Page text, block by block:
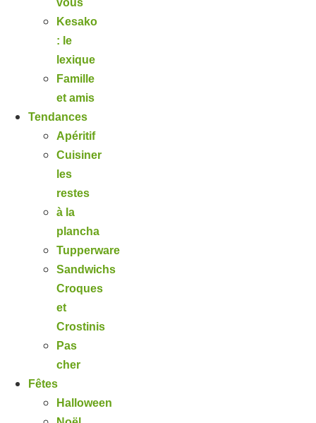
vous
Kesako
: le
lexique
Famille
et amis
Tendances
Apéritif
Cuisiner
les
restes
à la
plancha
Tupperware
Sandwichs
Croques
et
Crostinis
Pas
cher
Fêtes
Halloween